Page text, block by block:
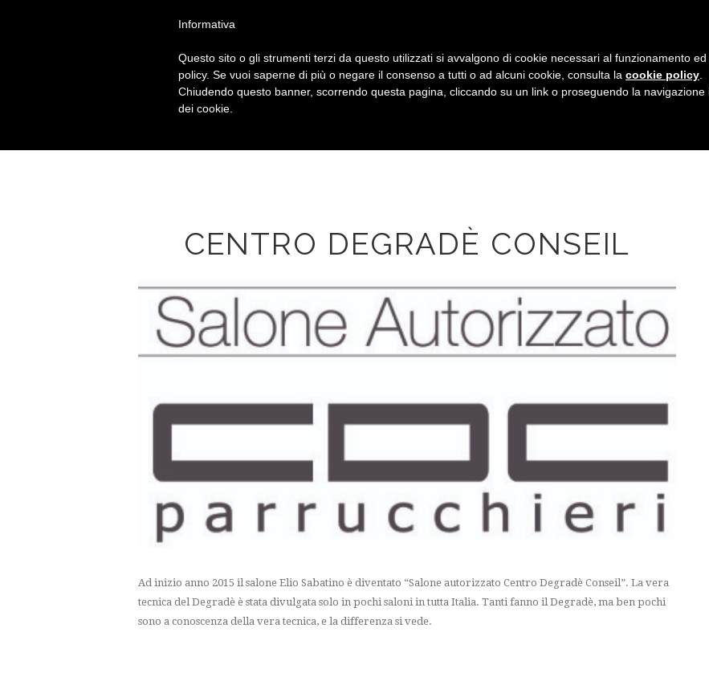
HOME IL TEAM SERVIZI GALLERIA
CENTRO DEGRADÈ CONSEIL
Ad inizio anno 2015 il salone Elio Sabatino è diventato “Salone autorizzato Centro Degradè Conseil”. La vera
tecnica del Degradè è stata divulgata solo in pochi saloni in tutta Italia. Tanti fanno il Degradè, ma ben pochi
sono a conoscenza della vera tecnica, e la differenza si vede.
Informativa
Questo sito o gli strumenti terzi da questo utilizzati si avvalgono di cookie necessari al funzionamento
policy. Se vuoi saperne di più o negare il consenso a tutti o ad alcuni cookie, consulta la cookie policy
Chiudendo questo banner, scorrendo questa pagina, cliccando su un link o proseguendo la navigazione
dei cookie.